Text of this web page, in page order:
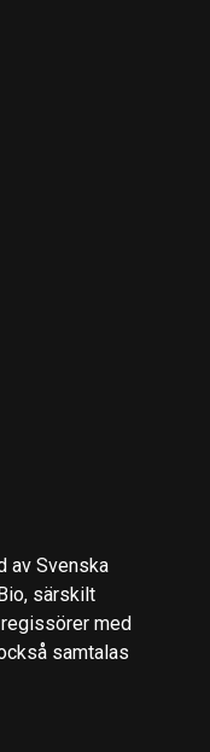
av Svenska
särskilt
med
samtalas